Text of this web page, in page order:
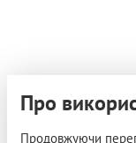
Про
Продовжуючи